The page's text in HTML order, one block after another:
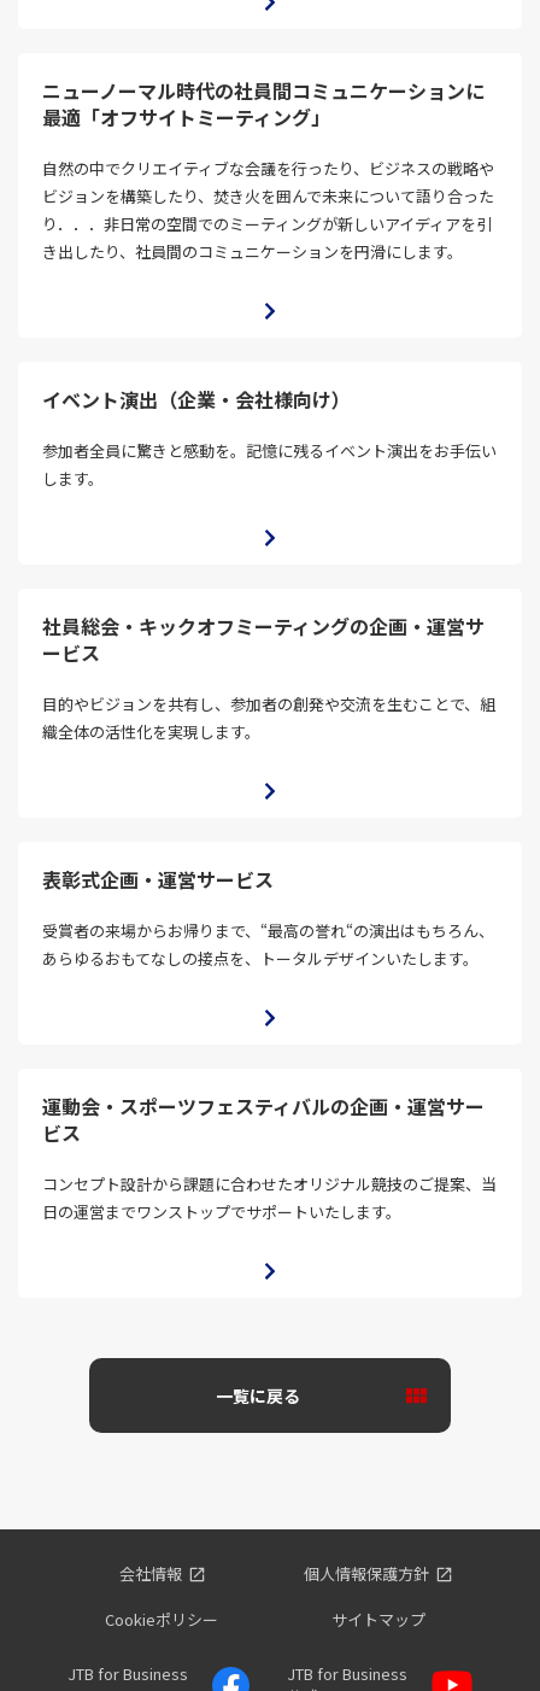
ニューノーマル時代の社員間コミュニケーションに
最適「オフサイトミーティング」
自然の中でクリエイティブな会議を行ったり、ビジネスの戦略や
ビジョンを構築したり、焚き火を囲んで未来について語り合った
り．．．非日常の空間でのミーティングが新しいアイディアを引
き出したり、社員間のコミュニケーションを円滑にします。
イベント演出（企業・会社様向け）
参加者全員に驚きと感動を。記憶に残るイベント演出をお手伝い
します。
社員総会・キックオフミーティングの企画・運営サ
ービス
目的やビジョンを共有し、参加者の創発や交流を生むことで、組
織全体の活性化を実現します。
表彰式企画・運営サービス
受賞者の来場からお帰りまで、“最高の誉れ“の演出はもちろん、
あらゆるおもてなしの接点を、トータルデザインいたします。
運動会・スポーツフェスティバルの企画・運営サー
ビス
コンセプト設計から課題に合わせたオリジナル競技のご提案、当
日の運営までワンストップでサポートいたします。
一覧に戻る
会社情報
個人情報保護方針
Cookieポリシー
サイトマップ
JTB for Business
JTB for Business